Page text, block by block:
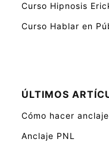
Curso Hipnosis
Curso Hablar en
ÚLTIMOS
Cómo hacer
Anclaje PNL